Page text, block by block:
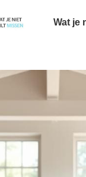
Wat je